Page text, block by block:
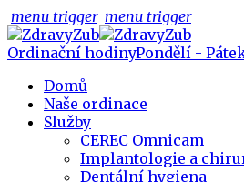
menu trigger menu trigger
Ordinační hodinyPondělí -
Domů
Naše ordinace
Služby
CEREC Omnicam
Implantologie a
Dentální hygiena